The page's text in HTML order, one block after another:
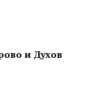
и Духов